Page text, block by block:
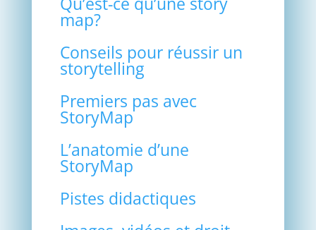
map?
Conseils pour réussir un
storytelling
Premiers pas avec
StoryMap
L’anatomie d’une
StoryMap
Pistes didactiques